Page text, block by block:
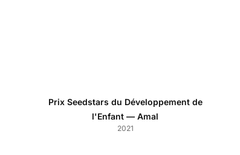
Prix Seedstars du Développement de
l'Enfant — Amal
2021